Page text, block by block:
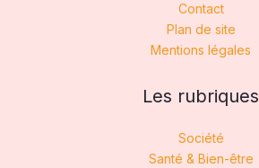
Contact
Plan de site
Mentions légales
Les rubriques
Société
Santé & Bien-être